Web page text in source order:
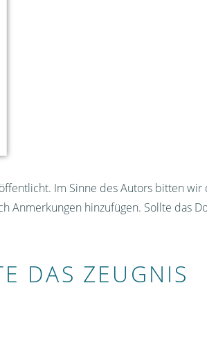
Im Sinne des Autors bitten wir
hinzufügen. Sollte das
DAS ZEUGNIS